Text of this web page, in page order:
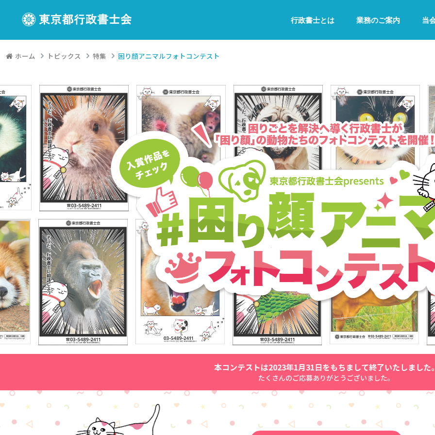
行政書士とは 業務のご案内 当
ホーム トピックス 特集 困り顔アニマルフォトコンテスト
本コンテストは2023年1月31日をもちまして終了いたしました
たくさんのご応募ありがとうございました。